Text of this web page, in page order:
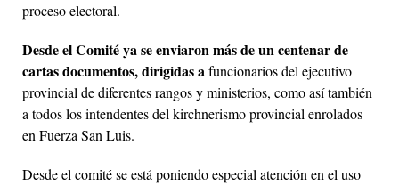
proceso electoral.
Desde el Comité ya se enviaron más de un centenar de
cartas documentos, dirigidas afuncionarios del ejecutivo
provincial de diferentes rangos y ministerios, como así también
a todos los intendentes del kirchnerismo provincial enrolados
en Fuerza San Luis.
Desde el comité se está poniendo especial atención en el uso